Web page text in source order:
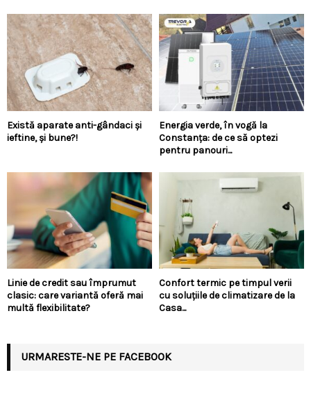
Există aparate anti-gândaci și
ieftine, și bune?!
Energia verde, în vogă la
Constanța: de ce să optezi
pentru panouri...
Linie de credit sau împrumut
clasic: care variantă oferă mai
multă flexibilitate?
Confort termic pe timpul verii
cu soluțiile de climatizare de la
Casa...
URMARESTE-NE PE FACEBOOK